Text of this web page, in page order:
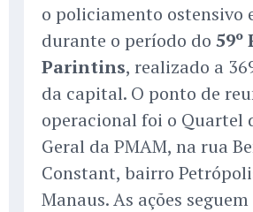
o policiamento ostensivo
durante o período do 59º
Parintins, realizado a
da capital. O ponto de
operacional foi o Quartel
Geral da PMAM, na rua
Constant, bairro
Manaus. As ações